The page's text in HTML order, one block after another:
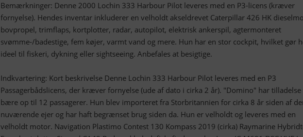
Bemærkninger: Denne 2000 Lochin 333 Harbour Pilot leveres med en P3-licens (kræver
fornyelse). Hendes inventar inkluderer en velholdt akseldrevet Caterpillar 426 HK
bovpropel, trimflaps, kortplotter, radar, autopilot, elektrisk ankerspil, agtermonteret
svømme-/badestige, fem køjer, varmt vand og mere. Hun har en stor cockpit, hvilket gør
ideel til fiskeri, dykning eller sightseeing. Anbefales at besigtige.
Indkvartering: Kort beskrivelse Denne Lochin 333 Harbour Pilot leveres med en P3
Passagerbådslicens, der kræver fornyelse (ude af dato i cirka 2 år). "Domino" har
bære op til 12 passagerer. Hun blev importeret fra Storbritannien for cirka 8 år siden af
nuværende ejer og har haft begrænset brug siden da. Hun er velholdt og leveres med en
velholdt motor. Navigation Plastimo Contest 130 Kompass 2019 (cirka) Raymarine